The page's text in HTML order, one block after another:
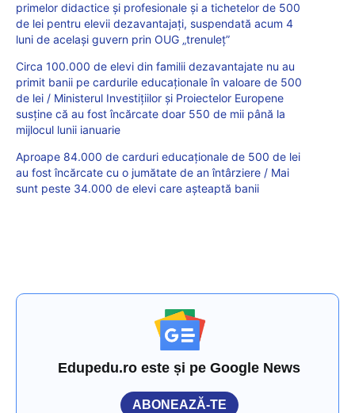
primelor didactice și profesionale și a tichetelor de 500
de lei pentru elevii dezavantajați, suspendată acum 4
luni de același guvern prin OUG „trenuleț”
Circa 100.000 de elevi din familii dezavantajate nu au
primit banii pe cardurile educaționale în valoare de 500
de lei / Ministerul Investițiilor și Proiectelor Europene
susține că au fost încărcate doar 550 de mii până la
mijlocul lunii ianuarie
Aproape 84.000 de carduri educaţionale de 500 de lei
au fost încărcate cu o jumătate de an întârziere / Mai
sunt peste 34.000 de elevi care așteaptă banii
Edupedu.ro este și pe Google News
ABONEAZĂ-TE